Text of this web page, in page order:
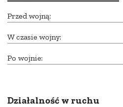
Przed wojną:
W czasie wojny:
Po wojnie:
Działalność w ruchu